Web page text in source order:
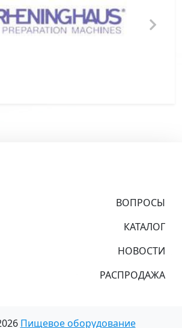
ВОПРОСЫ
КАТАЛОГ
НОВОСТИ
РАСПРОДАЖА
Пищевое оборудование